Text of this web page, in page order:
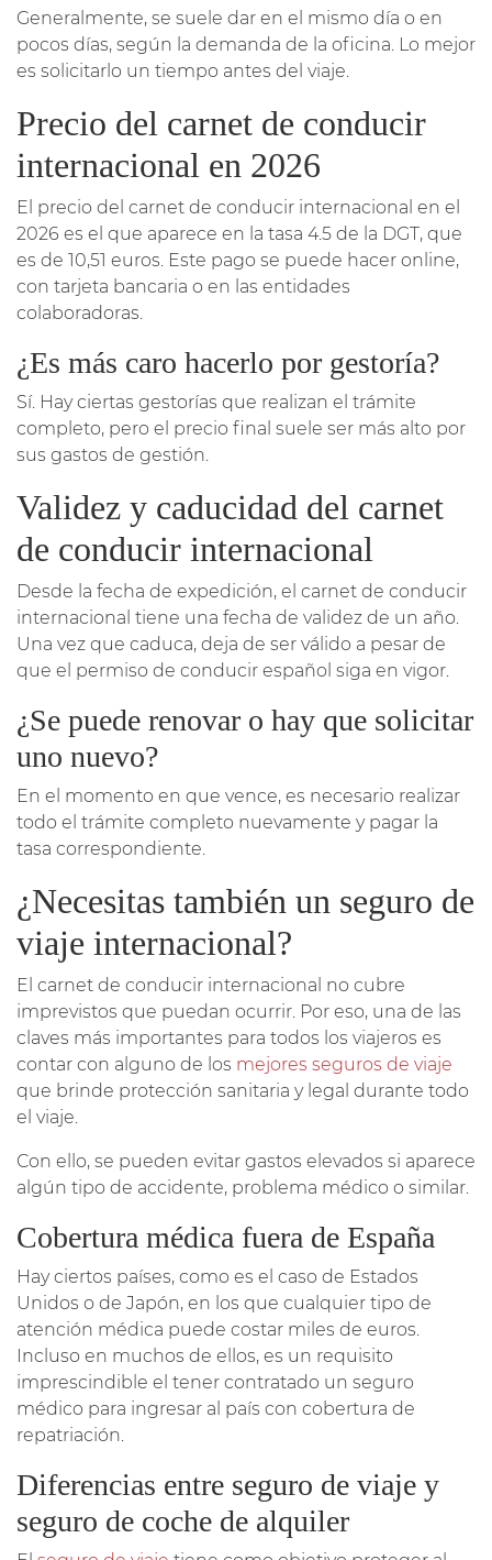
Generalmente, se suele dar en el mismo día o en
pocos días, según la demanda de la oficina. Lo mejor
es solicitarlo un tiempo antes del viaje.
Precio del carnet de conducir
internacional en 2026
El precio del carnet de conducir internacional en el
2026 es el que aparece en la tasa 4.5 de la DGT, que
es de 10,51 euros. Este pago se puede hacer online,
con tarjeta bancaria o en las entidades
colaboradoras.
¿Es más caro hacerlo por gestoría?
Sí. Hay ciertas gestorías que realizan el trámite
completo, pero el precio final suele ser más alto por
sus gastos de gestión.
Validez y caducidad del carnet
de conducir internacional
Desde la fecha de expedición, el carnet de conducir
internacional tiene una fecha de validez de un año.
Una vez que caduca, deja de ser válido a pesar de
que el permiso de conducir español siga en vigor.
¿Se puede renovar o hay que solicitar
uno nuevo?
En el momento en que vence, es necesario realizar
todo el trámite completo nuevamente y pagar la
tasa correspondiente.
¿Necesitas también un seguro de
viaje internacional?
El carnet de conducir internacional no cubre
imprevistos que puedan ocurrir. Por eso, una de las
claves más importantes para todos los viajeros es
contar con alguno de los mejores seguros de viaje
que brinde protección sanitaria y legal durante todo
el viaje.
Con ello, se pueden evitar gastos elevados si aparece
algún tipo de accidente, problema médico o similar.
Cobertura médica fuera de España
Hay ciertos países, como es el caso de Estados
Unidos o de Japón, en los que cualquier tipo de
atención médica puede costar miles de euros.
Incluso en muchos de ellos, es un requisito
imprescindible el tener contratado un seguro
médico para ingresar al país con cobertura de
repatriación.
Diferencias entre seguro de viaje y
seguro de coche de alquiler